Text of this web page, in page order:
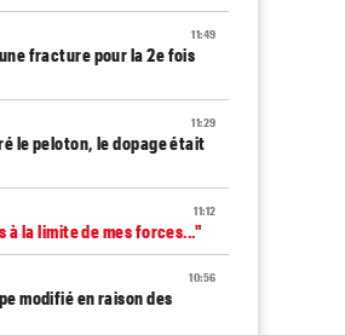
11:49
fracture pour la 2e fois
11:29
le peloton, le dopage était
11:12
à la limite de mes forces..."
10:56
modifié en raison des